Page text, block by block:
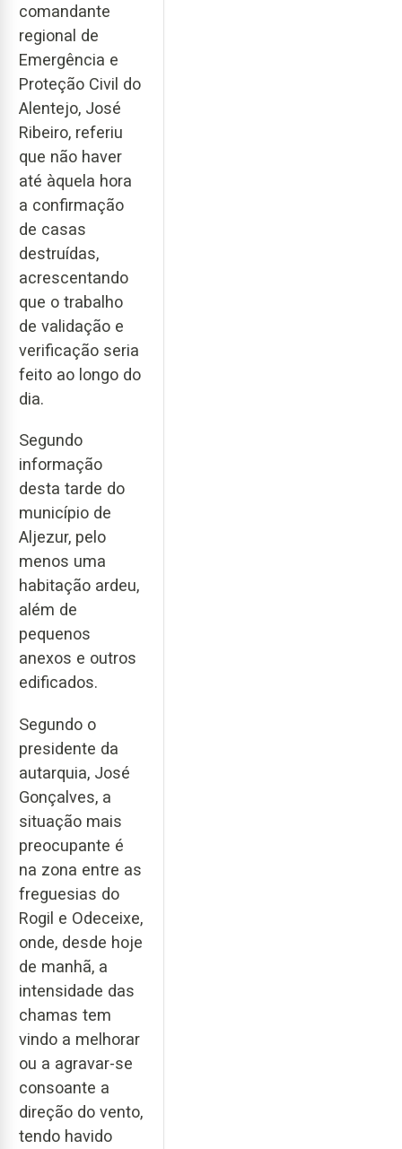
comandante
regional de
Emergência e
Proteção Civil do
Alentejo, José
Ribeiro, referiu
que não haver
até àquela hora
a confirmação
de casas
destruídas,
acrescentando
que o trabalho
de validação e
verificação seria
feito ao longo do
dia.
Segundo
informação
desta tarde do
município de
Aljezur, pelo
menos uma
habitação ardeu,
além de
pequenos
anexos e outros
edificados.
Segundo o
presidente da
autarquia, José
Gonçalves, a
situação mais
preocupante é
na zona entre as
freguesias do
Rogil e Odeceixe,
onde, desde hoje
de manhã, a
intensidade das
chamas tem
vindo a melhorar
ou a agravar-se
consoante a
direção do vento,
tendo havido